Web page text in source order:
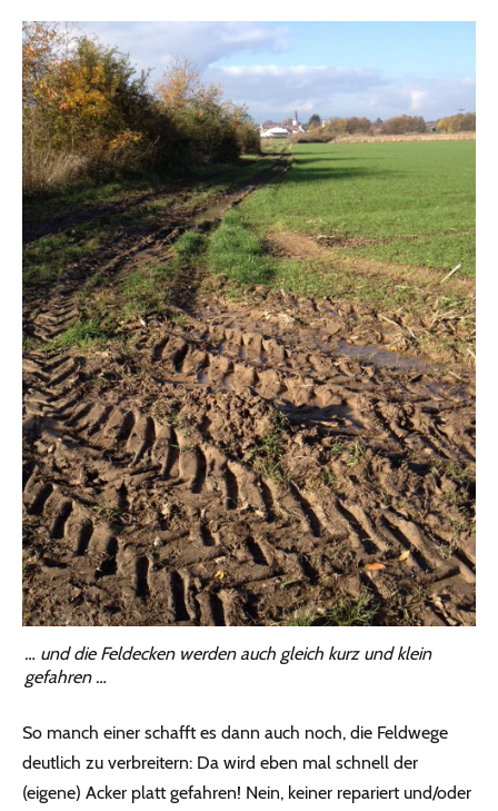
… und die Feldecken werden auch gleich kurz und klein
gefahren …
So manch einer schafft es dann auch noch, die Feldwege
deutlich zu verbreitern: Da wird eben mal schnell der
(eigene) Acker platt gefahren! Nein, keiner repariert und/oder